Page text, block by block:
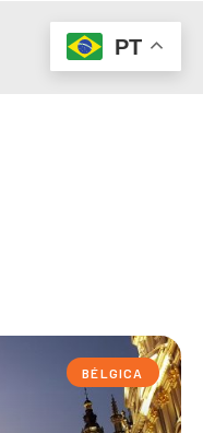
BÉLGICA
PT